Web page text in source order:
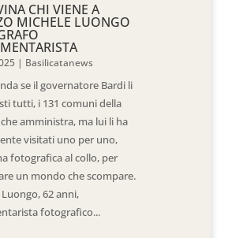
CHI VIENE A
MICHELE LUONGO
| Basilicatanews
se il governatore Bardi li
tutti, i 131 comuni della
amministra, ma lui li ha
visitati uno per uno,
fotografica al collo, per
un mondo che scompare.
62 anni,
fotografico...